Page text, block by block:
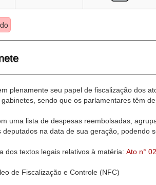
plenamente seu papel de fiscalização dos
sendo que os parlamentares têm
uma lista de despesas reembolsadas,
deputados na data de sua geração, podendo
dos textos legais relativos à matéria: Ato n°
de Fiscalização e Controle (NFC)